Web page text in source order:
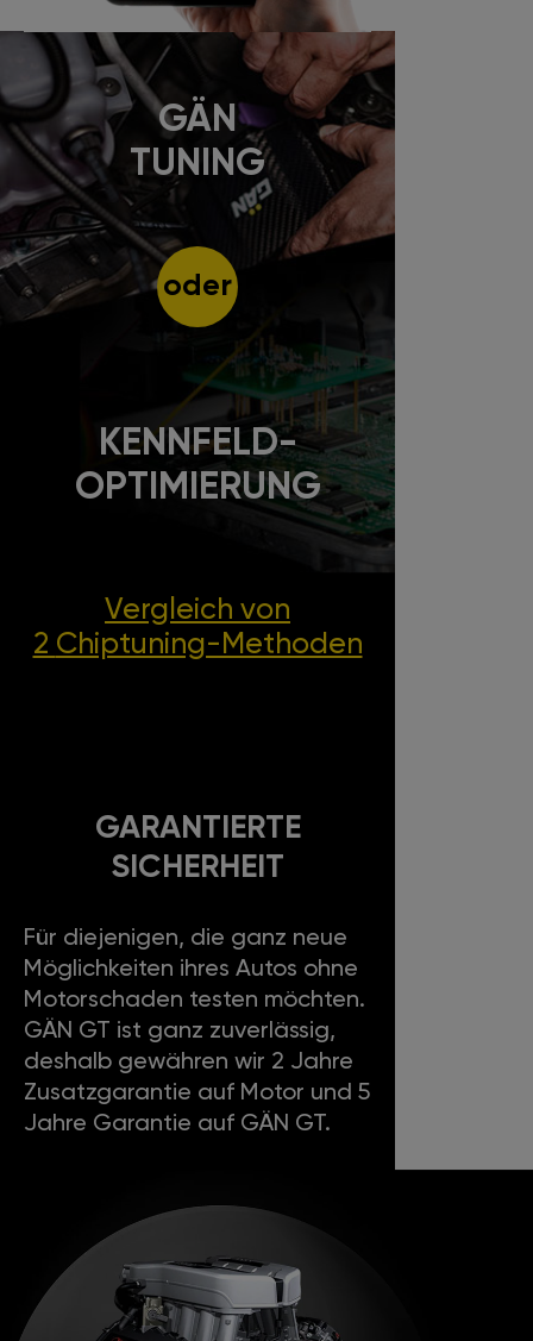
GÄN
TUNING
oder
KENNFELD-
OPTIMIERUNG
Vergleich von
2 Chiptuning-Methoden
GARANTIERTE
SICHERHEIT
Für diejenigen, die ganz neue
Möglichkeiten ihres Autos ohne
Motorschaden testen möchten.
GÄN GT ist ganz zuverlässig,
deshalb gewähren wir 2 Jahre
Zusatzgarantie auf Motor und 5
Jahre Garantie auf GÄN GT.